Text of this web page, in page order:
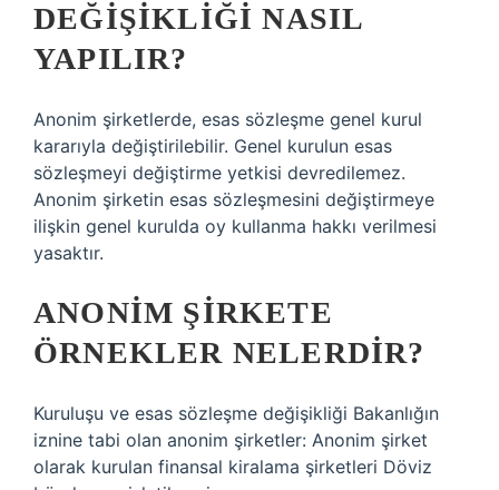
DEĞIŞIKLIĞI NASIL
YAPILIR?
Anonim şirketlerde, esas sözleşme genel kurul
kararıyla değiştirilebilir. Genel kurulun esas
sözleşmeyi değiştirme yetkisi devredilemez.
Anonim şirketin esas sözleşmesini değiştirmeye
ilişkin genel kurulda oy kullanma hakkı verilmesi
yasaktır.
ANONIM ŞIRKETE
ÖRNEKLER NELERDIR?
Kuruluşu ve esas sözleşme değişikliği Bakanlığın
iznine tabi olan anonim şirketler: Anonim şirket
olarak kurulan finansal kiralama şirketleri Döviz